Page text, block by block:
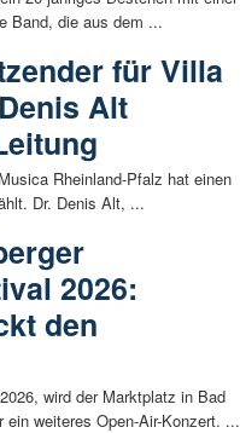
Band, die aus dem ...
für Villa
Alt
Rheinland-Pfalz hat einen
Dr. Denis Alt, ...
2026:
den
wird der Marktplatz in Bad
ein weiteres Open-Air-Konzert. ...